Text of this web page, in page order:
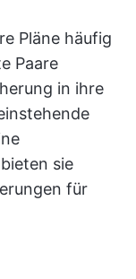
Pläne häufig
Paare
in ihre
sie
für